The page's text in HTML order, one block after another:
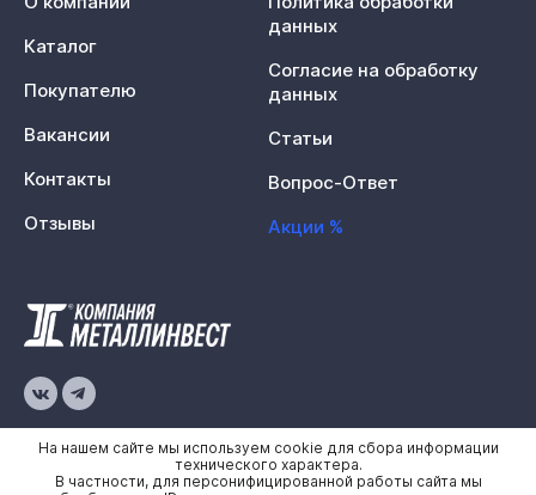
© 2026 «Металлинвест»
Каталог
Покупателю
Вакансии
Контакты
Отзывы
данных
Согласие на обработку
данных
Статьи
Вопрос-Ответ
Акции %
На нашем сайте мы используем cookie для сбора информации
технического характера.
В частности, для персонифицированной работы сайта мы